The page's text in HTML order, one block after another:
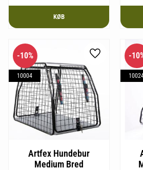
KØB
Artfex Hundebur
Medium Bred
10%
10004
Gem som 10